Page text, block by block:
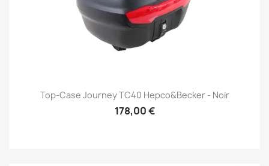
Top-Case Journey TC40 Hepco&Becker - Noir
178,00 €